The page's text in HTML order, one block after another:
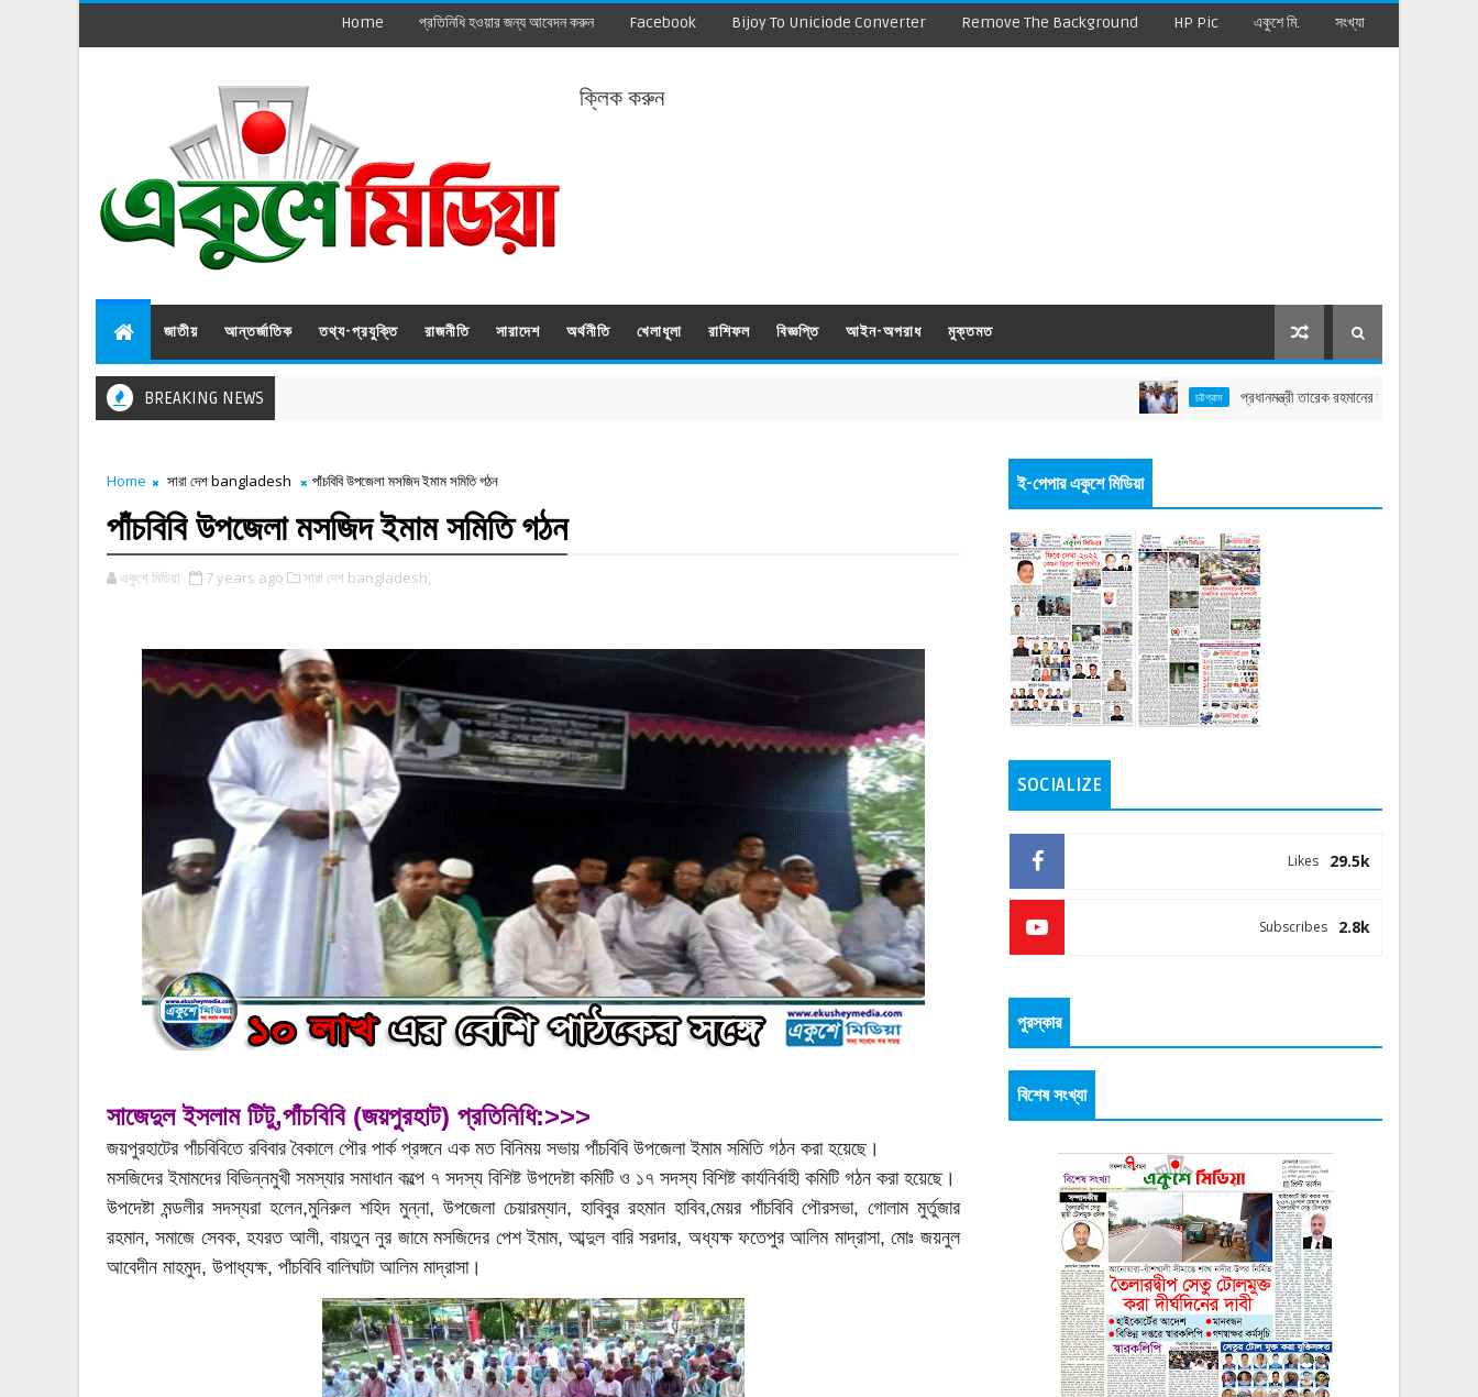
Home প্রতিনিধি হওয়ার জন্য আবেদন করুন Facebook Bijoy To Uniciode Converter Remove The Background HP Pic একুশে মি. সংখ্যা
ক্লিক করুন
জাতীয় আন্তর্জাতিক তথ্য-প্রযুক্তি রাজনীতি সারাদেশ অর্থনীতি খেলাধূলা রাশিফল বিজ্ঞপ্তি আইন-অপরাধ মুক্তমত
BREAKING NEWS চট্টগ্রাম প্রধানমন্ত্রী তারেক রহমানের বাঁশখালী সফর: বাহারছড়া
Home সারা দেশ bangladesh পাঁচবিবি উপজেলা মসজিদ ইমাম সমিতি গঠন
পাঁচবিবি উপজেলা মসজিদ ইমাম সমিতি গঠন
একুশে মিডিয়া 7 years ago সারা দেশ bangladesh,
সাজেদুল ইসলাম টিটু,পাঁচবিবি (জয়পুরহাট) প্রতিনিধি:>>>
জয়পুরহাটের পাঁচবিবিতে রবিবার বৈকালে পৌর পার্ক প্রঙ্গনে এক মত বিনিময় সভায় পাঁচবিবি উপজেলা ইমাম সমিতি গঠন করা হয়েছে।
মসজিদের ইমামদের বিভিন্নমুখী সমস্যার সমাধান কল্পে ৭ সদস্য বিশিষ্ট উপদেষ্টা কমিটি ও ১৭ সদস্য বিশিষ্ট কার্যনির্বাহী কমিটি গঠন করা হয়েছে।
উপদেষ্টা মন্ডলীর সদস্যরা হলেন,মুনিরুল শহিদ মুন্না, উপজেলা চেয়ারম্যান, হাবিবুর রহমান হাবিব,মেয়র পাঁচবিবি পৌরসভা, গোলাম মুর্তুজার
রহমান, সমাজে সেবক, হযরত আলী, বায়তুন নুর জামে মসজিদের পেশ ইমাম, আব্দুল বারি সরদার, অধ্যক্ষ ফতেপুর আলিম মাদ্রাসা, মোঃ জয়নুল
আবেদীন মাহমুদ, উপাধ্যক্ষ, পাঁচবিবি বালিঘাটা আলিম মাদ্রাসা।
ই-পেপার একুশে মিডিয়া
SOCIALIZE
29.5k
Likes
2.8k
Subscribes
পুরস্কার
বিশেষ সংখ্যা